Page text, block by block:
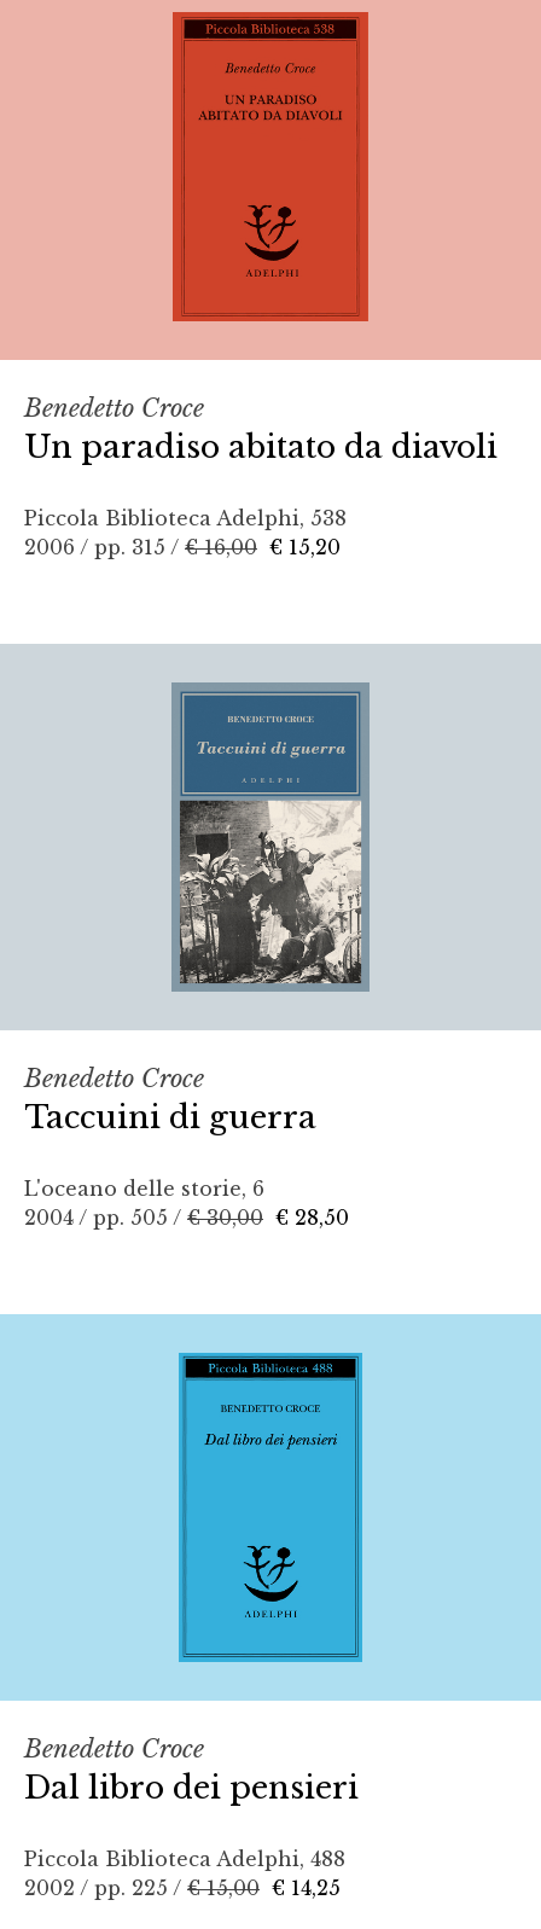
Benedetto Croce
Un paradiso abitato da diavoli
Piccola Biblioteca Adelphi, 538
2006 / pp. 315 / € 16,00 € 15,20
Benedetto Croce
Taccuini di guerra
L'oceano delle storie, 6
2004 / pp. 505 / € 30,00 € 28,50
Benedetto Croce
Dal libro dei pensieri
Piccola Biblioteca Adelphi, 488
2002 / pp. 225 / € 15,00 € 14,25